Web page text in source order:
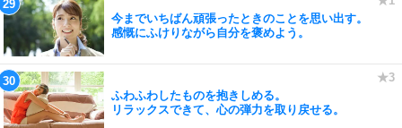
今までいちばん頑張ったときのことを思い出す。
感慨にふけりながら自分を褒めよう。
ふわふわしたものを抱きしめる。
リラックスできて、心の弾力を取り戻せる。